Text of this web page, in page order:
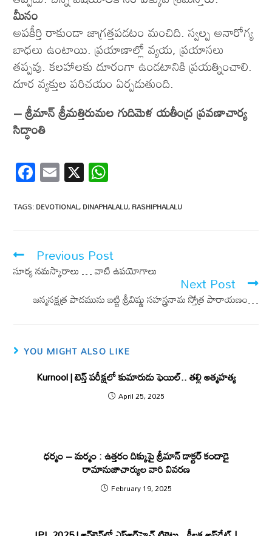
మీనం
అపకీర్తి రాకుండా జాగ్రత్తపడటం మంచిది. స్వల్ప అనారోగ్య
బాధలు ఉంటాయి. ప్రయాణాల్లో వ్యయ, ప్రయాసలు
తప్పవు. కలహాలకు దూరంగా ఉండటానికి ప్రయత్నించాలి.
దూర వ్యక్తుల పరిచయం ఏర్పడుతుంది.
– శ్రీమాన్‌ శ్రీమత్తిరుమల గుదిమెళ యతీంద్ర ప్రవణాచార్య
సిద్ధాంతి
F
ac
e
o
o
k
E
m
ail
X
at
A
p
p
TAGS:DEVOTIONAL,DINAPHALALU,RASHIPHALALU
Previous Post
సూర్య నమస్కారాలు … వాటి ఉపయోగాలు
Next Post
జన్మనక్షత్ర పాదమును బట్టి శ్రీవిష్ణు సహస్త్రనామ స్తోత్ర పారాయణం…
YOU MIGHT ALSO LIKE
Kurnool | టెన్త్ పరీక్షలో కుమారుడు ఫెయిల్.. తల్లి ఆత్మహత్య
April 25, 2025
ధర్మం – మర్మం : ఉత్తరం దిక్కుపై శ్రీమాన్‌ డాక్టర్‌ కందాడై
రామానుజాచార్యుల వారి వివరణ
February 19, 2025